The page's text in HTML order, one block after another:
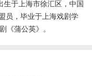
于上海市徐汇区，中国
员，毕业于上海戏剧学
《蒲公英》。